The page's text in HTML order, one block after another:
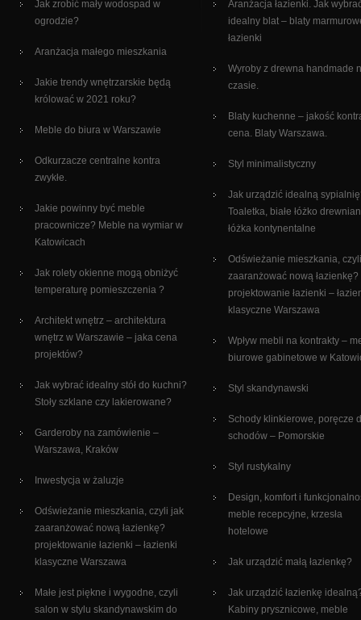
Jak zrobić mały wodospad w
ogrodzie?
Aranżacja małego mieszkania
Jakie trendy wnętrzarskie będą
królować w 2021 roku?
Meble do biura w Warszawie
Odkurzacze centralne kontra
zwykłe.
Jakie powinny być meble
pracownicze? Meble na wymiar w
Katowicach
Jak rolety okienne mogą obniżyć
temperaturę pomieszczenia ?
Architekt wnętrz – architektura
wnętrz w Warszawie – jaka cena
projektów?
Jak wybrać idealny stół do kuchni?
Stoły szklane czy lakierowane?
Garderoby na zamówienie –
Warszawa, Kraków
Inwestycja w żaluzje
Odświeżanie mieszkania, czyli jak
zaaranżować nową łazienkę?
projektowanie łazienki – łazienki
klasyczne Warszawa
Małe jest piękne i wygodne, czyli
salon w stylu skandynawskim do
Aranżacja łazienki. Jak
idealny blat – blaty
łazienki
Wyroby z drewna handmade
czasie.
Blaty kuchenne – jakość
cena. Blaty Warszawa.
Styl minimalistyczny
Jak urządzić idealną
Toaletka, białe łóżko
łóżka kontynentalne
Odświeżanie mieszkania,
zaaranżować nową łazienkę?
projektowanie łazienki –
klasyczne Warszawa
Wpływ mebli na kontrakty –
biurowe gabinetowe w
Styl skandynawski
Schody klinkierowe, poręcze
schodów – Pomorskie
Styl rustykalny
Design, komfort i
meble recepcyjne, krzesła
hotelowe
Jak urządzić małą łazienkę?
Jak urządzić łazienkę
Kabiny prysznicowe, meble